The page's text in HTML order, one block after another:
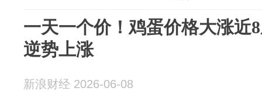
一天一个价！鸡蛋价格大涨近
逆势上涨
新浪财经 2026-06-08